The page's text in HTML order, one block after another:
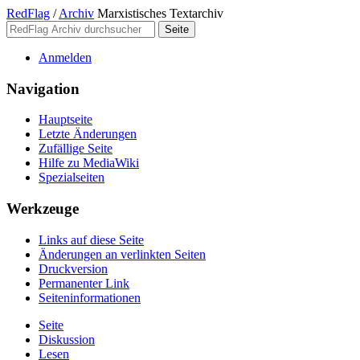
RedFlag / Archiv Marxistisches Textarchiv
Anmelden
Navigation
Hauptseite
Letzte Änderungen
Zufällige Seite
Hilfe zu MediaWiki
Spezialseiten
Werkzeuge
Links auf diese Seite
Änderungen an verlinkten Seiten
Druckversion
Permanenter Link
Seiten­­informationen
Seite
Diskussion
Lesen